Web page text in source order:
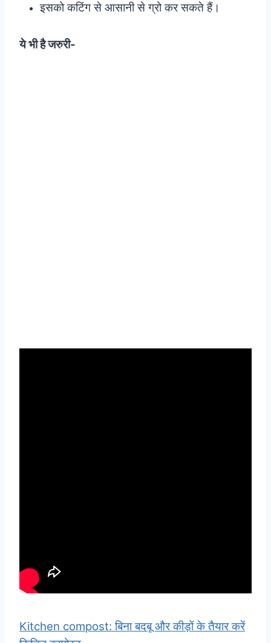
इसको कटिंग से आसानी से ग्रो कर सकते हैं।
ये भी है जरुरी-
Kitchen compost: बिना बदबू और कीड़ों के तैयार करें